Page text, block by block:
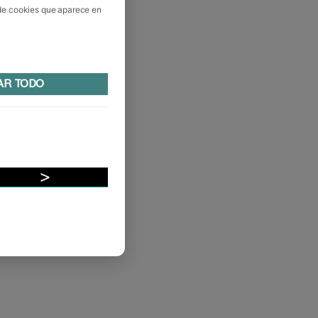
cookies que aparece en
TODO